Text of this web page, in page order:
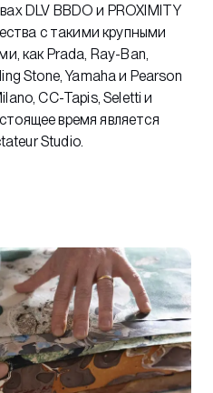
DLV BBDO и PROXIMITY
с такими крупными
как Prada, Ray-Ban,
Stone, Yamaha и Pearson
CC-Tapis, Seletti и
время является
Studio.